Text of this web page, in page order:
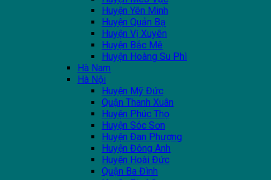
Huyện Yên Minh
Huyện Quản Bạ
Huyện Vị Xuyên
Huyện Bắc Mê
Huyện Hoàng Su Phì
Hà Nam
Hà Nội
Huyện Mỹ Đức
Quận Thanh Xuân
Huyện Phúc Thọ
Huyện Sóc Sơn
Huyện Đan Phượng
Huyện Đông Anh
Huyện Hoài Đức
Quận Ba Đình